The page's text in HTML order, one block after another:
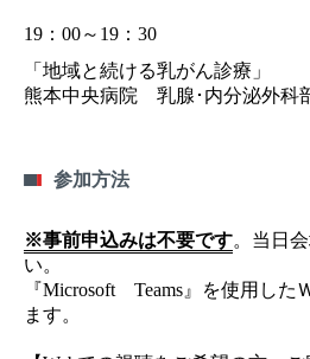
19：00～19：30
「地域と続ける乳がん診療」
熊本中央病院 乳腺･内分泌外
参加方法
※事前申込みは不要です。当日
い。
『Microsoft Teams』を使用した
ます。